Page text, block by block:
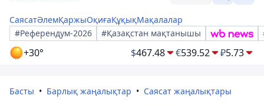
СаясатӘлемҚаржыОқиғаҚұқықМақалалар
#Референдум-2026
#Қазақстан мақтанышы
+30° $467.48 €539.52 ₽5.73
Басты Барлық жаңалықтар Саясат жаңалықтары